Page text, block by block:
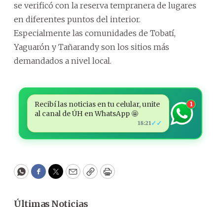
se verificó con la reserva tempranera de lugares
en diferentes puntos del interior.
Especialmente las comunidades de Tobatí,
Yaguarón y Tañarandy son los sitios más
demandados a nivel local.
Recibí las noticias en tu celular, unite
al canal de ÚH en WhatsApp 🤩
18:21✓✓
1
WhatsApp
Facebook
Twitter
EmailCopyPrint
Últimas Noticias